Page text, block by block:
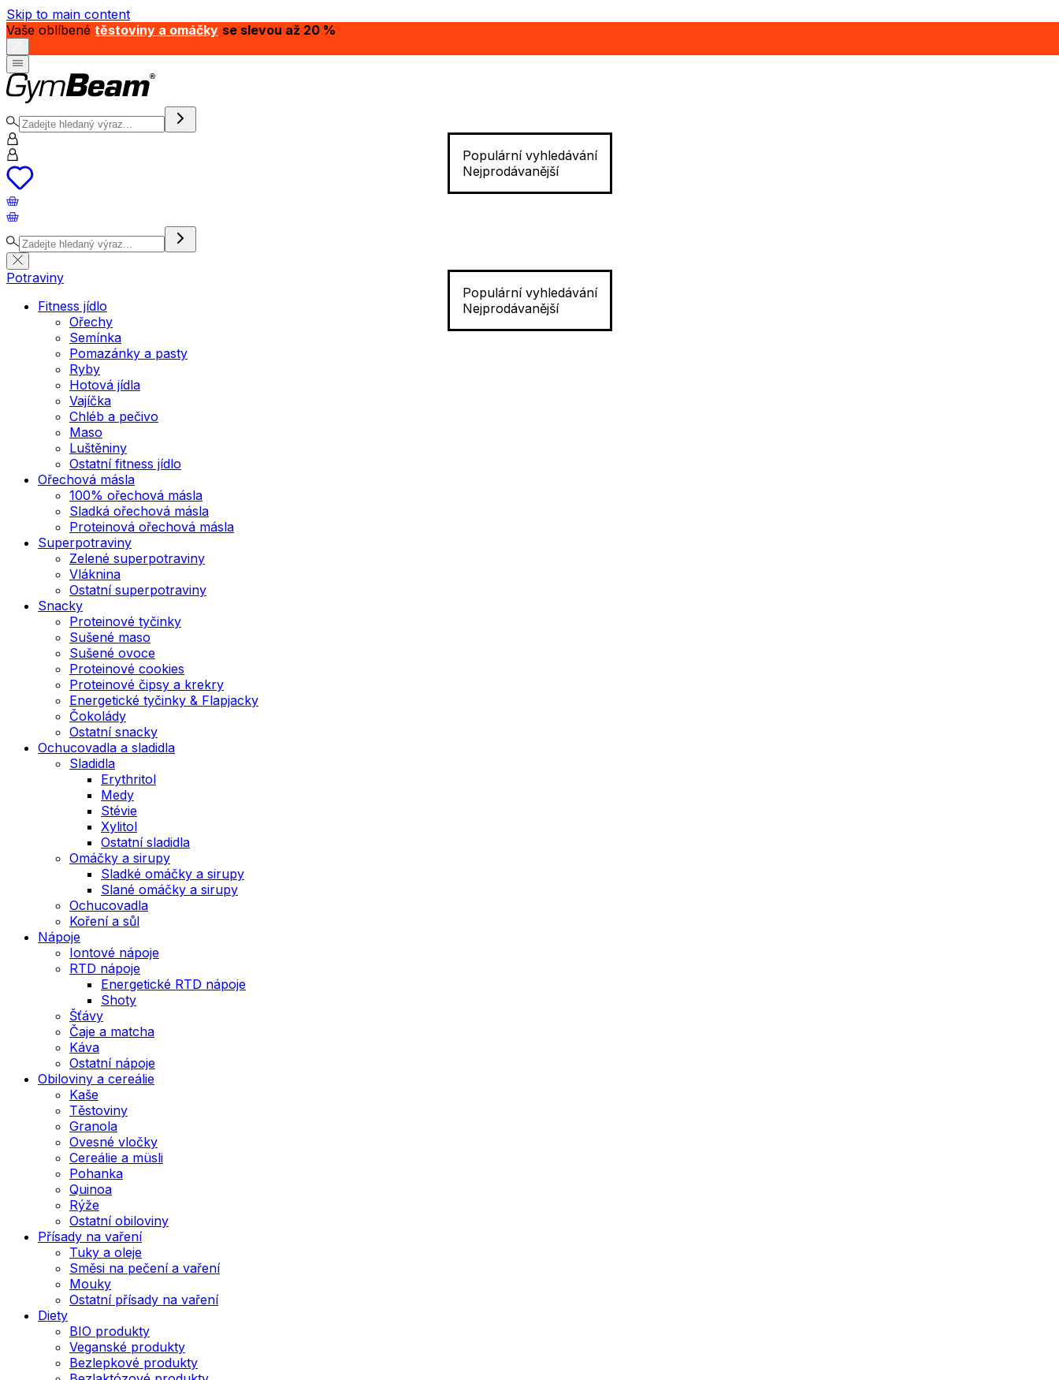
Skip to main content
Vaše oblíbené těstoviny a omáčky se slevou až 20 %
Populární vyhledávání
Nejprodávanější
Populární vyhledávání
Nejprodávanější
Potraviny
Fitness jídlo
Ořechy
Semínka
Pomazánky a pasty
Ryby
Hotová jídla
Vajíčka
Chléb a pečivo
Maso
Luštěniny
Ostatní fitness jídlo
Ořechová másla
100% ořechová másla
Sladká ořechová másla
Proteinová ořechová másla
Superpotraviny
Zelené superpotraviny
Vláknina
Ostatní superpotraviny
Snacky
Proteinové tyčinky
Sušené maso
Sušené ovoce
Proteinové cookies
Proteinové čipsy a krekry
Energetické tyčinky & Flapjacky
Čokolády
Ostatní snacky
Ochucovadla a sladidla
Sladidla
Erythritol
Medy
Stévie
Xylitol
Ostatní sladidla
Omáčky a sirupy
Sladké omáčky a sirupy
Slané omáčky a sirupy
Ochucovadla
Koření a sůl
Nápoje
Iontové nápoje
RTD nápoje
Energetické RTD nápoje
Shoty
Šťávy
Čaje a matcha
Káva
Ostatní nápoje
Obiloviny a cereálie
Kaše
Těstoviny
Granola
Ovesné vločky
Cereálie a müsli
Pohanka
Quinoa
Rýže
Ostatní obiloviny
Přísady na vaření
Tuky a oleje
Směsi na pečení a vaření
Mouky
Ostatní přísady na vaření
Diety
BIO produkty
Veganské produkty
Bezlepkové produkty